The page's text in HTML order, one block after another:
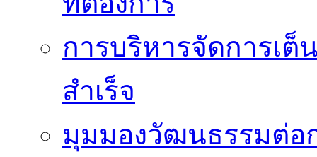
การบริหารจัดการเต็
สำเร็จ
มุมมองวัฒนธรรมต่อ